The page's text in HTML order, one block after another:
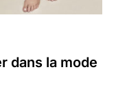
dans la mode